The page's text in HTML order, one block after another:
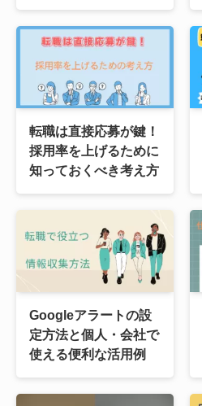
転職は直接応募が鍵！
採用率を上げるために
知っておくべき考え方
Googleアラートの設
定方法と個人・会社で
使える便利な活用例